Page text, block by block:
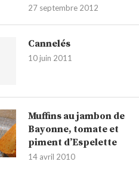
27 septembre 2012
Cannelés
10 juin 2011
Muffins au jambon de
Bayonne, tomate et
piment d’Espelette
14 avril 2010